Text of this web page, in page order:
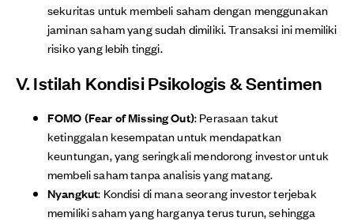
sekuritas untuk membeli saham dengan menggunakan
jaminan saham yang sudah dimiliki. Transaksi ini memiliki
risiko yang lebih tinggi.
V. Istilah Kondisi Psikologis & Sentimen
FOMO (Fear of Missing Out): Perasaan takut
ketinggalan kesempatan untuk mendapatkan
keuntungan, yang seringkali mendorong investor untuk
membeli saham tanpa analisis yang matang.
Nyangkut: Kondisi di mana seorang investor terjebak
memiliki saham yang harganya terus turun, sehingga